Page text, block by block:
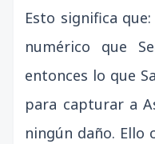
Esto significa
numérico que
entonces lo que
para capturar a
ningún daño. Ello